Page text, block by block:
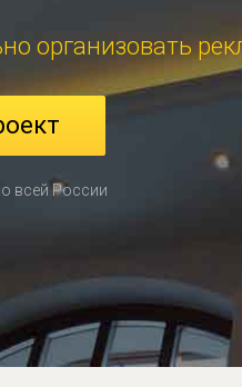
организовать
всей России